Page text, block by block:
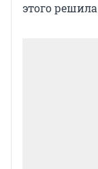
этого решила